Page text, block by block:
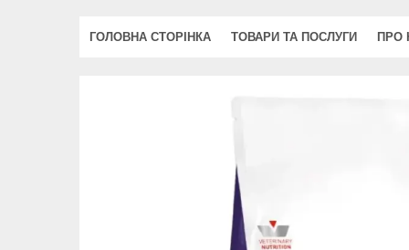
ГОЛОВНА СТОРІНКА ТОВАРИ ТА ПОСЛУГИ ПРО